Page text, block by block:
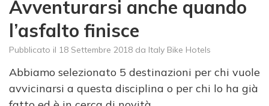
Avventurarsi anche quando
l’asfalto finisce
Pubblicato il 18 Settembre 2018 da Italy Bike Hotels
Abbiamo selezionato 5 destinazioni per chi vuole
avvicinarsi a questa disciplina o per chi lo ha già